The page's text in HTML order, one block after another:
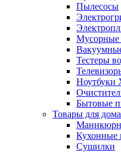
Пылесосы
Мусорные
Тестеры
Ноутбуки
Бытовые
Товары для дома
Кухонные
Сушилки